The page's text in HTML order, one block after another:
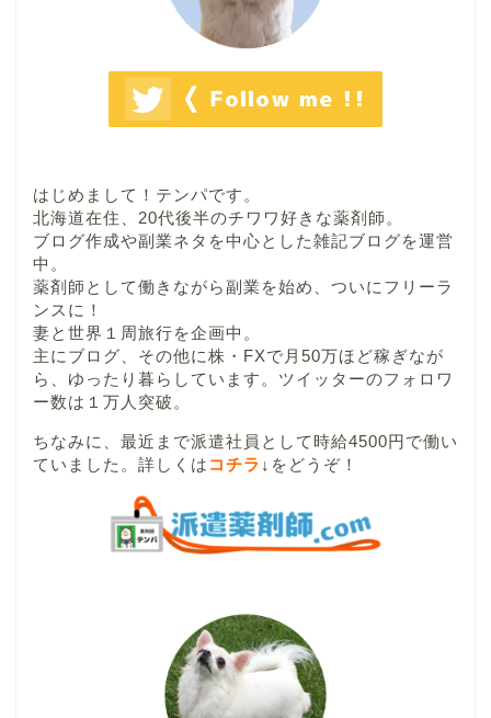
はじめまして！テンパです。
北海道在住、20代後半のチワワ好きな薬剤師。
ブログ作成や副業ネタを中心とした雑記ブログを運営
中。
薬剤師として働きながら副業を始め、ついにフリーラ
ンスに！
妻と世界１周旅行を企画中。
主にブログ、その他に株・FXで月50万ほど稼ぎなが
ら、ゆったり暮らしています。ツイッターのフォロワ
ー数は１万人突破。
ちなみに、最近まで派遣社員として時給4500円で働い
ていました。詳しくは コチラ ↓ をどうぞ！